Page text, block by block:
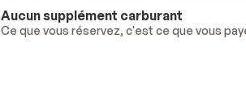
Aucun supplément carburant
Ce que vous réservez, c'est ce que vous